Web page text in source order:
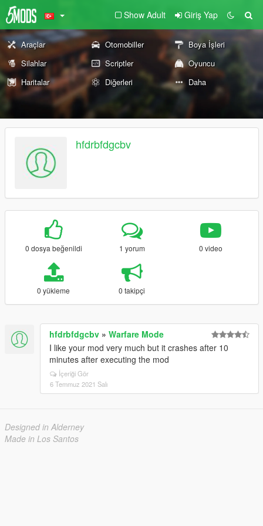
Show Adult Giriş Yap
Araçlar Otomobiller
Boya İşleri
Silahlar
Scriptler
Oyuncu
Haritalar
Diğerleri Daha
hfdrbfdgcbv
0 dosya beğenildi 1 yorum 0 video
0 yükleme 0 takipçi
hfdrbfdgcbv » Warfare Mode
I like your mod very much but it crashes after 10
minutes after executing the mod
İçeriği Gör
6 Temmuz 2021 Salı
Designed in Alderney
Made in Los Santos